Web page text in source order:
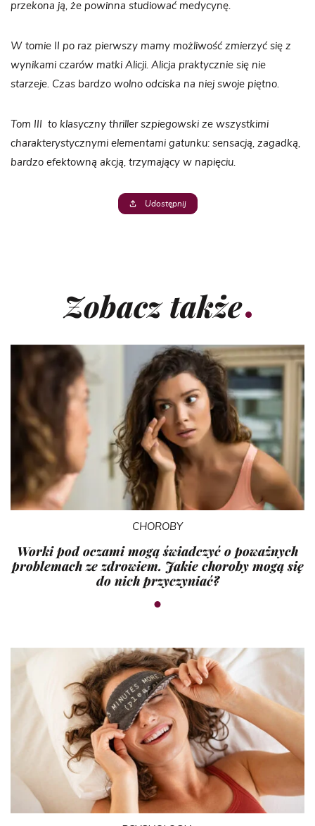
przekona ją, że powinna studiować medycynę.
W tomie II po raz pierwszy mamy możliwość zmierzyć się z
wynikami czarów matki Alicji. Alicja praktycznie się nie
starzeje. Czas bardzo wolno odciska na niej swoje piętno.
Tom III to klasyczny thriller szpiegowski ze wszystkimi
charakterystycznymi elementami gatunku: sensacją, zagadką,
bardzo efektowną akcją, trzymający w napięciu.
Udostępnij
Zobacz także
CHOROBY
Worki pod oczami mogą świadczyć o poważnych
problemach ze zdrowiem. Jakie choroby mogą się
do nich przyczyniać?